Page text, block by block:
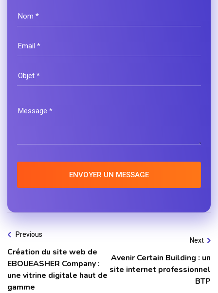
ENVOYER UN MESSAGE
Previous
Création du site web de
EBOUEASHER Company :
une vitrine digitale haut de
gamme
Next
Avenir Certain Building : un
site internet professionnel
BTP